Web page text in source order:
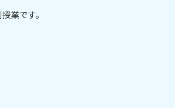
業です。